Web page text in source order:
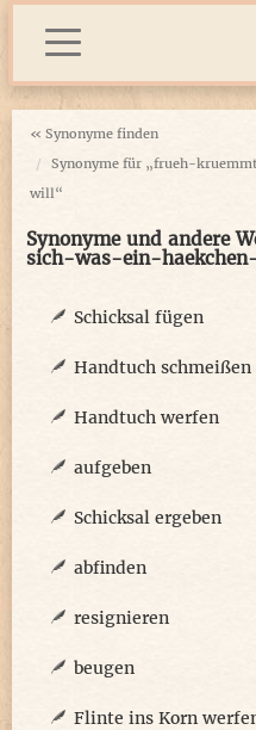
« Synonyme finden
Synonyme für „frueh-
will“
Synonyme und andere
sich-was-ein-
Schicksal fügen
Handtuch schmeißen
Handtuch werfen
aufgeben
Schicksal ergeben
abfinden
resignieren
beugen
Flinte ins Korn